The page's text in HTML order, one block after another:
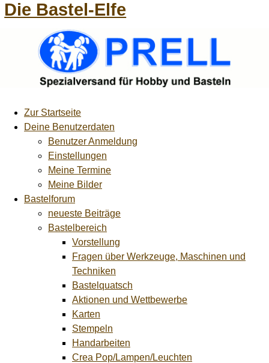
Die Bastel-Elfe
Zur Startseite
Deine Benutzerdaten
Benutzer Anmeldung
Einstellungen
Meine Termine
Meine Bilder
Bastelforum
neueste Beiträge
Bastelbereich
Vorstellung
Fragen über Werkzeuge, Maschinen und
Techniken
Bastelquatsch
Aktionen und Wettbewerbe
Karten
Stempeln
Handarbeiten
Crea Pop/Lampen/Leuchten